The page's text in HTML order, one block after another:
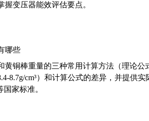
变压器能效评估要点。
哪些
黄铜棒重量的三种常用计算方法（理论
8.7g/cm³）和计算公式的差异，并提供
国家标准。